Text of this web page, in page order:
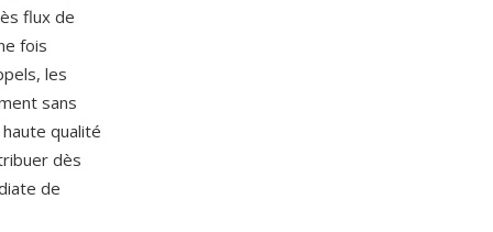
flux de
fois
les
sans
qualité
dès
de